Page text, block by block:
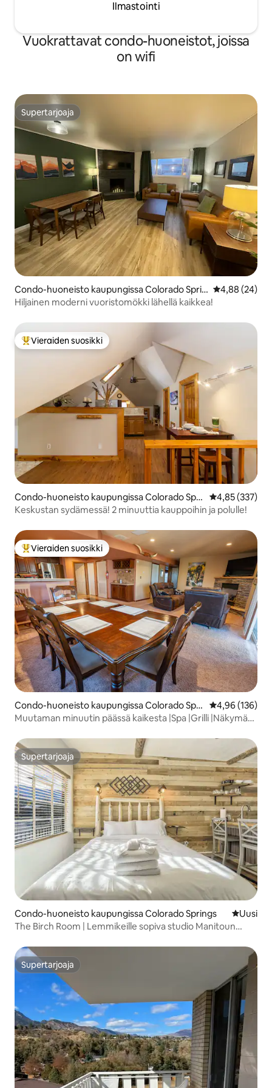
Ilmastointi
Vuokrattavat condo-huoneistot, joissa
on wifi
Supertarjoaja
Supertarjoaja
Condo-huoneisto kaupungissa Colorado Sprin
gs
4,88 (24)
Hiljainen moderni vuoristomökki lähellä kaikkea!
Vieraiden suosikkien parhaimmistoa
Vieraiden suosikki
Condo-huoneisto kaupungissa Colorado Spri
ngs
4,85 (337)
Keskustan sydämessä! 2 minuuttia kauppoihin ja polulle!
Vieraiden suosikkien parhaimmistoa
Vieraiden suosikki
Condo-huoneisto kaupungissa Colorado Spri
ngs
4,96 (136)
Muutaman minuutin päässä kaikesta |Spa |Grilli |Näkymät
Supertarjoaja
Supertarjoaja
Condo-huoneisto kaupungissa Colorado Springs Uusi
Uusi
The Birch Room | Lemmikeille sopiva studio Manitoun
Supertarjoaja
Supertarjoaja